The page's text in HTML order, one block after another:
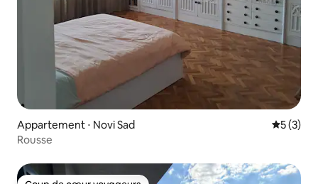
Appartement ⋅ Novi Sad
5 (3)
Rousse